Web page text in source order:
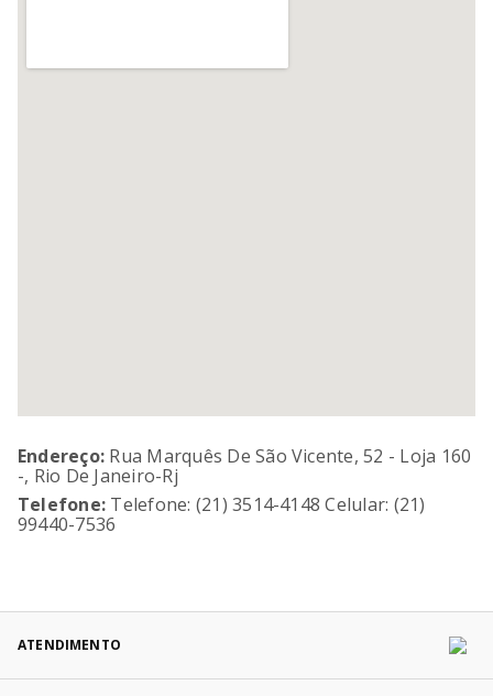
Endereço: Rua Marquês De São Vicente, 52 - Loja 160
-, Rio De Janeiro-Rj
Telefone: Telefone: (21) 3514-4148 Celular: (21)
99440-7536
ATENDIMENTO